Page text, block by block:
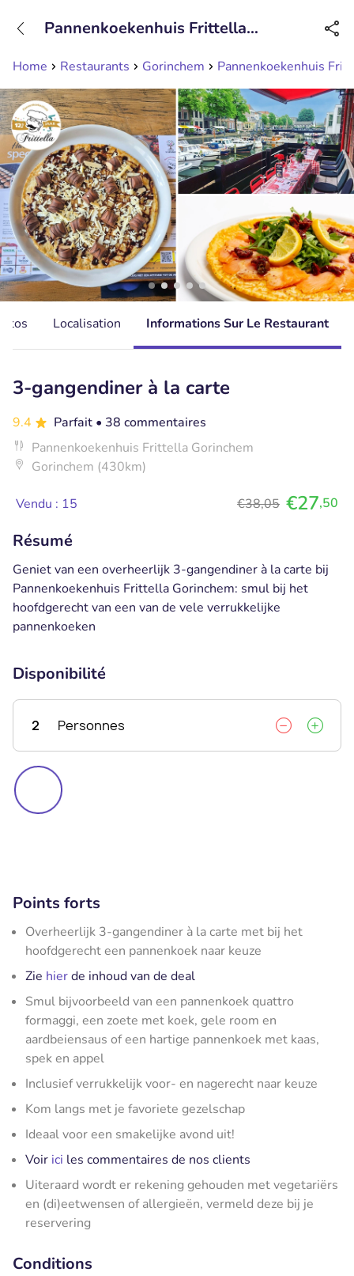
Disponible jusqu'à 23:00 heures
Home Restaurants Gorinchem Pannenkoekenhuis
Pannenkoekenhuis Frittella
Localisation Informations Sur Le Restaurant
3-gangendiner à la carte
9.4 Parfait • 38 commentaires
Pannenkoekenhuis Frittella Gorinchem
Gorinchem (430km)
Vendu : 15 €38,05 €27,50
Résumé
Geniet van een overheerlijk 3-gangendiner à la carte bij
Pannenkoekenhuis Frittella Gorinchem: smul bij het
hoofdgerecht van een van de vele verrukkelijke
pannenkoeken
Disponibilité
2 Personnes
Points forts
Overheerlijk 3-gangendiner à la carte met bij het
hoofdgerecht een pannenkoek naar keuze
Zie hierde inhoud van de deal
Smul bijvoorbeeld van een pannenkoek quattro
formaggi, een zoete met koek, gele room en
aardbeiensaus of een hartige pannenkoek met kaas,
spek en appel
Inclusief verrukkelijk voor- en nagerecht naar keuze
Kom langs met je favoriete gezelschap
Ideaal voor een smakelijke avond uit!
Voir ici les commentaires de nos clients
Uiteraard wordt er rekening gehouden met vegetariërs
en (di)eetwensen of allergieën, vermeld deze bij je
reservering
Conditions